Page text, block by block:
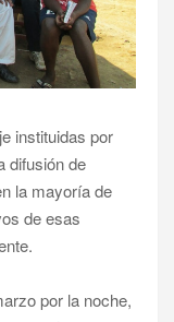
instituidas por
difusión de
la mayoría de
de esas
por la noche,